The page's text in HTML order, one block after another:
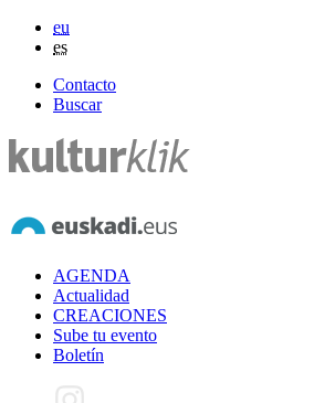
eu
es
Contacto
Buscar
AGENDA
Actualidad
CREACIONES
Sube tu evento
Boletín